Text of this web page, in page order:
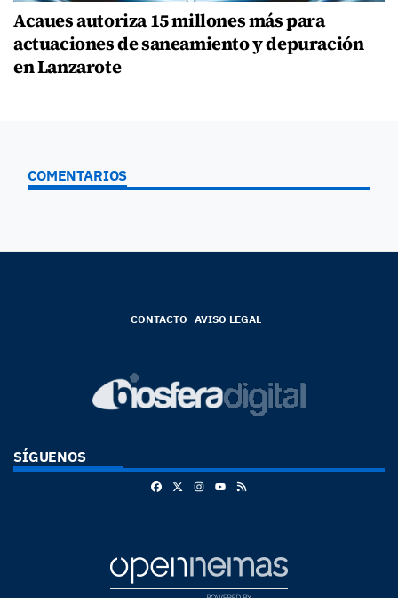
Acaues autoriza 15 millones más para
actuaciones de saneamiento y depuración
en Lanzarote
COMENTARIOS
CONTACTO AVISO LEGAL
SÍGUENOS
FacebookInstagram